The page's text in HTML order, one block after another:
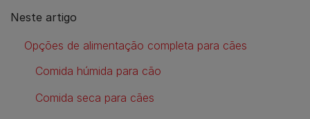
Neste artigo
Opções de alimentação completa para cães
Comida húmida para cão
Comida seca para cães